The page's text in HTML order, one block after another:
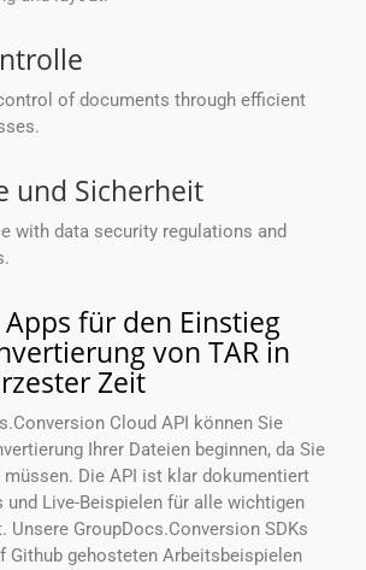
of documents through efficient
und Sicherheit
with data security regulations and
für den Einstieg
von TAR in
Zeit
Cloud API können Sie
Ihrer Dateien beginnen, da Sie
Die API ist klar dokumentiert
und Live-Beispielen für alle wichtigen
Unsere GroupDocs.Conversion SDKs
Github gehosteten Arbeitsbeispielen